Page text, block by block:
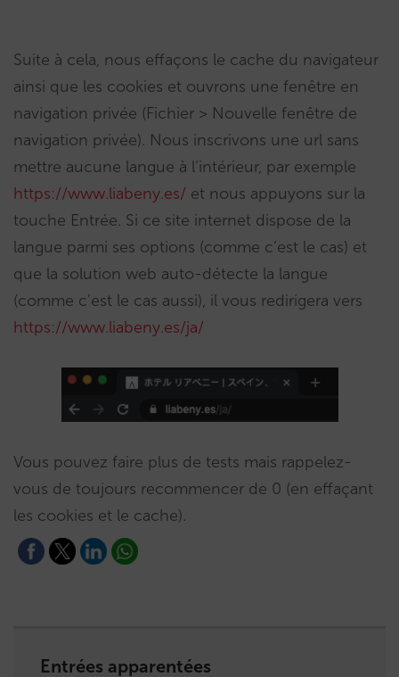
Suite à cela, nous effaçons le cache du navigateur
ainsi que les cookies et ouvrons une fenêtre en
navigation privée (Fichier > Nouvelle fenêtre de
navigation privée). Nous inscrivons une url sans
mettre aucune langue à l’intérieur, par exemple
https://www.liabeny.es/ et nous appuyons sur la
touche Entrée. Si ce site internet dispose de la
langue parmi ses options (comme c’est le cas) et
que la solution web auto-détecte la langue
(comme c’est le cas aussi), il vous redirigera vers
https://www.liabeny.es/ja/
Vous pouvez faire plus de tests mais rappelez-
vous de toujours recommencer de 0 (en effaçant
les cookies et le cache).
Entrées apparentées